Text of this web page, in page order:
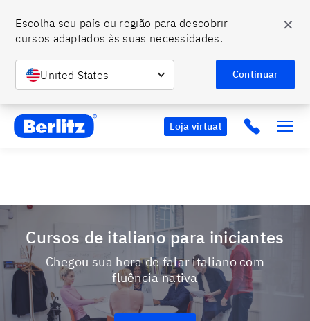
O momento de falar um novo idioma é agora. Ainda dá
tempo de se tornar bilíngue com o Berlitz.
contato conosco e confira nossas condições especiais.
Saiba mais
Escolha seu país ou região para descobrir
cursos adaptados às suas necessidades.
United States Continuar
✕
Berlitz BR Loja virtual Click to
Cursos de italiano para iniciantes
Chegou sua hora de falar italiano com
fluência nativa